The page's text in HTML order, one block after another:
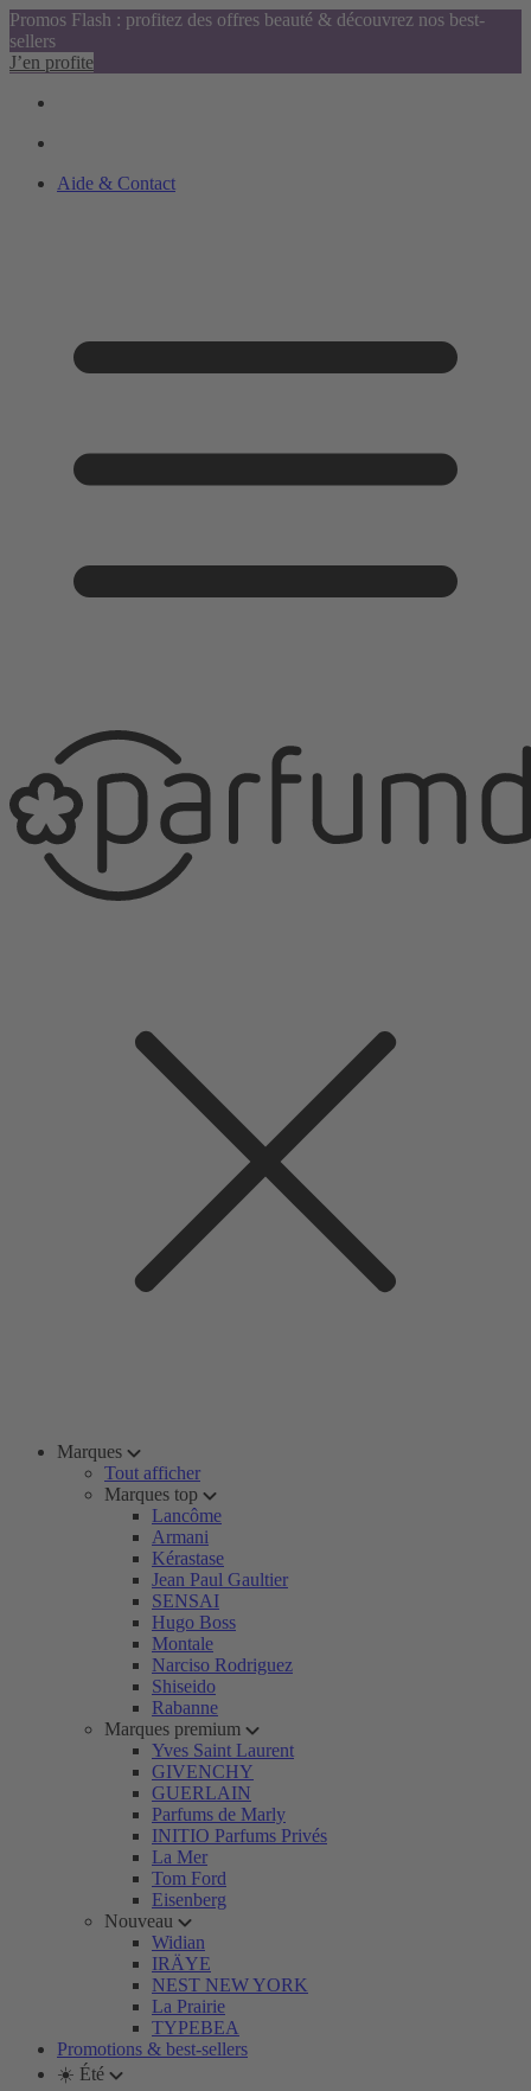
Promos Flash : profitez des offres beauté & découvrez nos best-
sellers
J’en profite
Aide & Contact
Marques
Tout afficher
Marques top
Lancôme
Armani
Kérastase
Jean Paul Gaultier
SENSAI
Hugo Boss
Montale
Narciso Rodriguez
Shiseido
Rabanne
Marques premium
Yves Saint Laurent
GIVENCHY
GUERLAIN
Parfums de Marly
INITIO Parfums Privés
La Mer
Tom Ford
Eisenberg
Nouveau
Widian
IRÄYE
NEST NEW YORK
La Prairie
TYPEBEA
Promotions & best-sellers
☀️ Été